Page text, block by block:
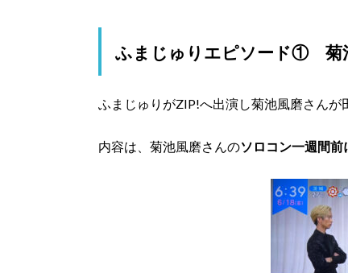
ふまじゅりエピソード① 菊
ふまじゅりがZIP!へ出演し菊池風磨さんが
内容は、菊池風磨さんのソロコン一週間